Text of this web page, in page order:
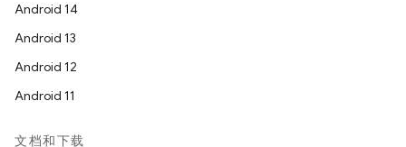
Android 14
Android 13
Android 12
Android 11
文档和下载